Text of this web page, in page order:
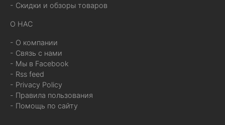
- Скидки и обзоры товаров
О НАС
- О компании
- Связь с нами
- Мы в Facebook
- Rss feed
- Privacy Policy
- Правила пользования
- Помощь по сайту